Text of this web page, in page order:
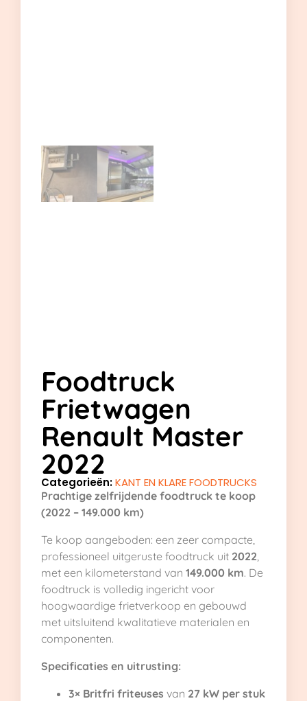
Foodtruck
Frietwagen
Renault Master
2022
Categorieën:KANT EN KLARE FOODTRUCKS
Prachtige zelfrijdende foodtruck te koop
(2022 – 149.000 km)
Te koop aangeboden: een zeer compacte,
professioneel uitgeruste foodtruck uit 2022
met een kilometerstand van 149.000 km. De
foodtruck is volledig ingericht voor
hoogwaardige frietverkoop en gebouwd
met uitsluitend kwalitatieve materialen en
componenten.
Specificaties en uitrusting:
3× Britfri friteuses van 27 kW per stuk